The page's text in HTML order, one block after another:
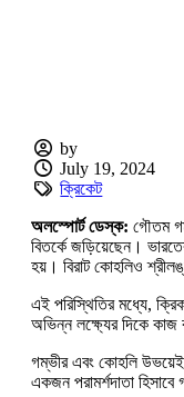
by
July 19, 2024
ক্রিকেট
অলস্পোর্ট ডেস্ক: গৌতম
বিতর্কে জড়িয়েছেন।
হয়। বিরাট কোহলিও
এই পরিস্থিতির মধ্যে,
অভিন্ন লক্ষ্যের দিকে কাজ
গম্ভীর এবং কোহলি উভয়েই
একজন পরামর্শদাতা